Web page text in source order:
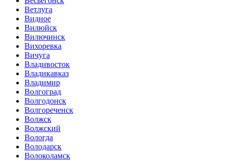
Ветлуга
Видное
Вилюйск
Вилючинск
Вихоревка
Вичуга
Владивосток
Владикавказ
Владимир
Волгоград
Волгодонск
Волгореченск
Волжск
Волжский
Вологда
Володарск
Волоколамск